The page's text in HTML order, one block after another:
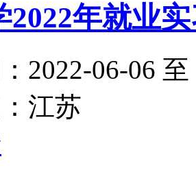
2022年就业
2022-06-06 至
江苏